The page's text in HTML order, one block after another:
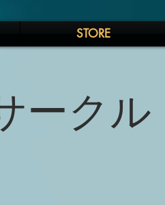
STORE
ークル